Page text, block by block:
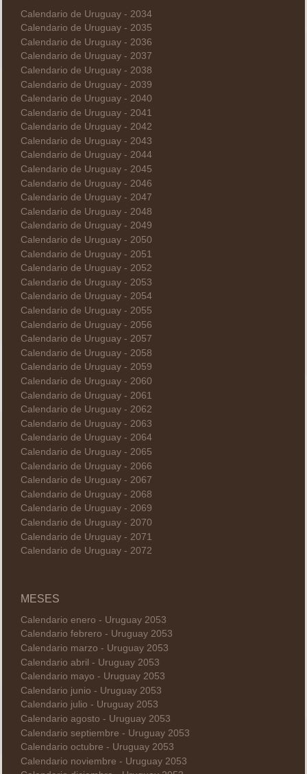
Calendario de Uruguay - 2034
Calendario de Uruguay - 2035
Calendario de Uruguay - 2036
Calendario de Uruguay - 2037
Calendario de Uruguay - 2038
Calendario de Uruguay - 2039
Calendario de Uruguay - 2040
Calendario de Uruguay - 2041
Calendario de Uruguay - 2042
Calendario de Uruguay - 2043
Calendario de Uruguay - 2044
Calendario de Uruguay - 2045
Calendario de Uruguay - 2046
Calendario de Uruguay - 2047
Calendario de Uruguay - 2048
Calendario de Uruguay - 2049
Calendario de Uruguay - 2050
Calendario de Uruguay - 2051
Calendario de Uruguay - 2052
Calendario de Uruguay - 2053
Calendario de Uruguay - 2054
Calendario de Uruguay - 2055
Calendario de Uruguay - 2056
Calendario de Uruguay - 2057
Calendario de Uruguay - 2058
Calendario de Uruguay - 2059
Calendario de Uruguay - 2060
Calendario de Uruguay - 2061
Calendario de Uruguay - 2062
Calendario de Uruguay - 2063
Calendario de Uruguay - 2064
Calendario de Uruguay - 2065
Calendario de Uruguay - 2066
Calendario de Uruguay - 2067
Calendario de Uruguay - 2068
Calendario de Uruguay - 2069
Calendario de Uruguay - 2070
Calendario de Uruguay - 2071
Calendario de Uruguay - 2072
MESES
Calendario enero - Uruguay 2053
Calendario febrero - Uruguay 2053
Calendario marzo - Uruguay 2053
Calendario abril - Uruguay 2053
Calendario mayo - Uruguay 2053
Calendario junio - Uruguay 2053
Calendario julio - Uruguay 2053
Calendario agosto - Uruguay 2053
Calendario septiembre - Uruguay 2053
Calendario octubre - Uruguay 2053
Calendario noviembre - Uruguay 2053